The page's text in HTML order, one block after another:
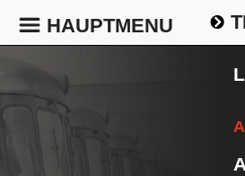
HAUPTMENU